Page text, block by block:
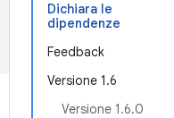
Dichiara le
dipendenze
Feedback
Versione 1.6
Versione 1.6.0